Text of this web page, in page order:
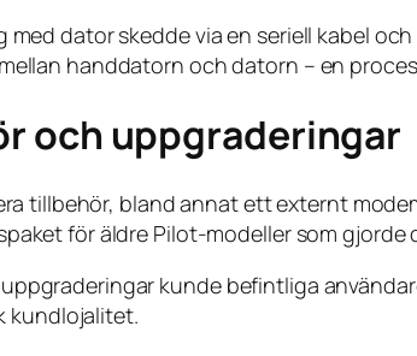
med dator skedde via en seriell kabel
handdatorn och datorn – en
och uppgraderingar
tillbehör, bland annat ett externt
för äldre Pilot-modeller som
kunde befintliga
kundlojalitet.